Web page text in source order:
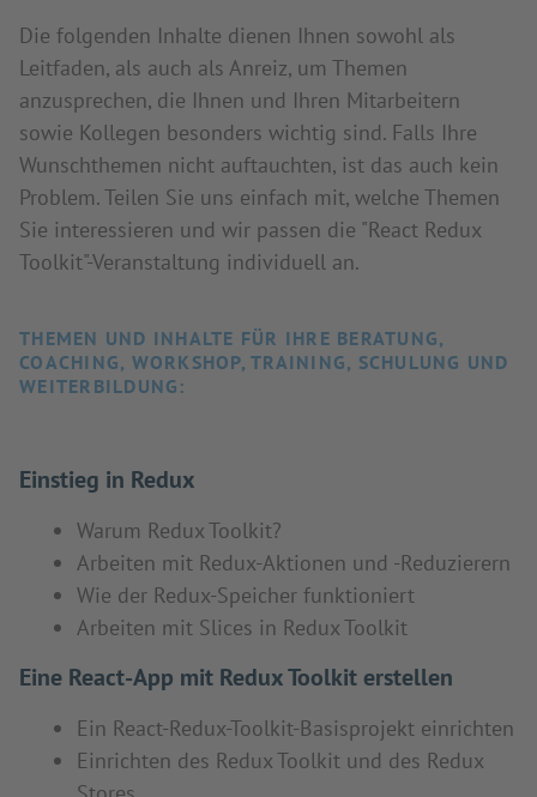
Die folgenden Inhalte dienen Ihnen sowohl als
Leitfaden, als auch als Anreiz, um Themen
anzusprechen, die Ihnen und Ihren Mitarbeitern
sowie Kollegen besonders wichtig sind. Falls Ihre
Wunschthemen nicht auftauchten, ist das auch kein
Problem. Teilen Sie uns einfach mit, welche Themen
Sie interessieren und wir passen die "React Redux
Toolkit"-Veranstaltung individuell an.
THEMEN UND INHALTE FÜR IHRE BERATUNG,
COACHING, WORKSHOP, TRAINING, SCHULUNG UND
WEITERBILDUNG:
Einstieg in Redux
Warum Redux Toolkit?
Arbeiten mit Redux-Aktionen und -Reduzierern
Wie der Redux-Speicher funktioniert
Arbeiten mit Slices in Redux Toolkit
Eine React-App mit Redux Toolkit erstellen
Ein React-Redux-Toolkit-Basisprojekt einrichten
Einrichten des Redux Toolkit und des Redux